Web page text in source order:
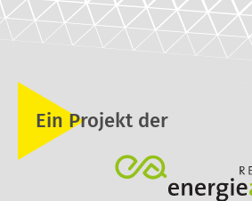
Ein Projekt der